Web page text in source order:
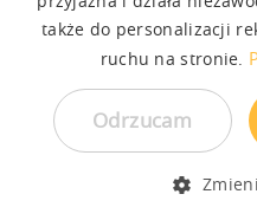
OBSŁUGUJEMY PŁATNOŚCI
także do personalizacji
ruchu na stronie.
Odrzucam